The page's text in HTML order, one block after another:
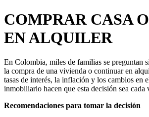
COMPRAR CASA
EN ALQUILER
En Colombia, miles de familias se preguntan
la compra de una vivienda o continuar en
tasas de interés, la inflación y los cambios en
inmobiliario hacen que esta decisión sea cada
Recomendaciones para tomar la decisión